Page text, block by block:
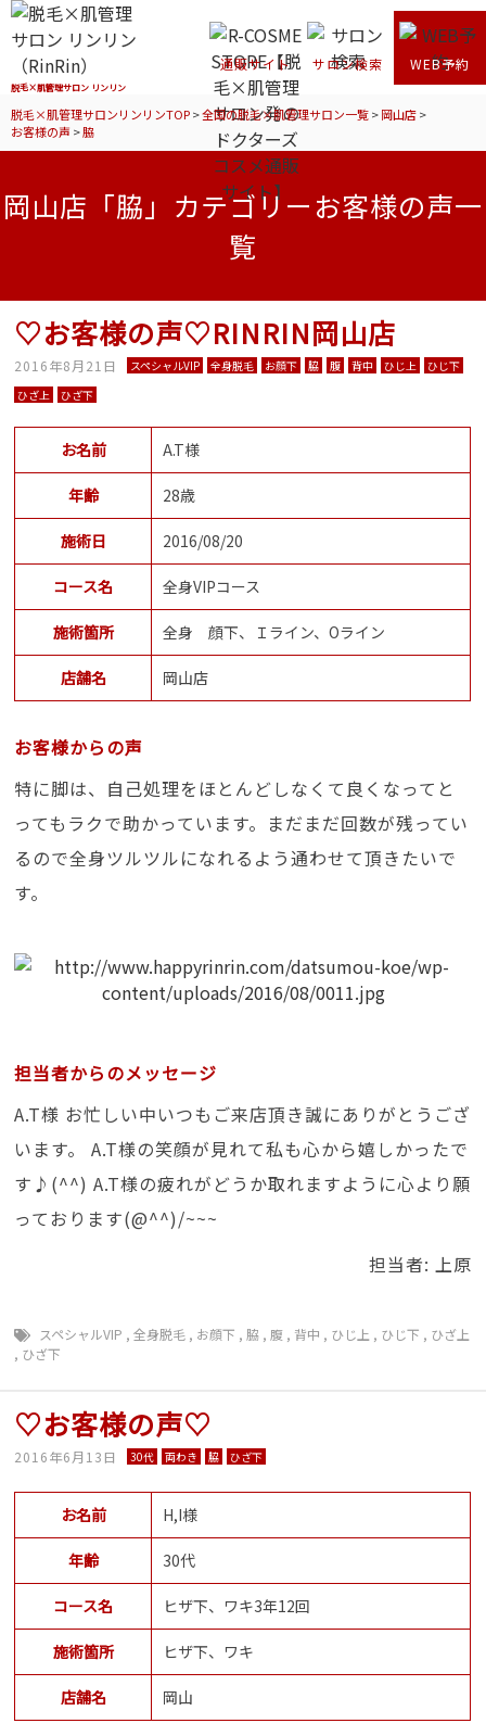
脱毛×肌管理サロン リンリン
通販サイト サロン検索 WEB予約
脱毛×肌管理サロンリンリンTOP>全国の脱毛×肌管理サロン一覧>岡山店>
お客様の声 >脇
岡山店「脇」カテゴリーお客様の声一
覧
♡お客様の声♡RINRIN岡山店
2016年8月21日 スペシャルVIP 全身脱毛 お顔下 脇 腹 背中 ひじ上
ひじ下
ひざ上
ひざ下
お名前 A.T様
年齢 28歳
施術日 2016/08/20
コース名 全身VIPコース
施術箇所 全身 顔下、Ｉライン、Oライン
店舗名 岡山店
お客様からの声
特に脚は、自己処理をほとんどしなくて良くなってと
ってもラクで助かっています。まだまだ回数が残ってい
るので全身ツルツルになれるよう通わせて頂きたいで
す。
担当者からのメッセージ
A.T様 お忙しい中いつもご来店頂き誠にありがとうござ
います。 A.T様の笑顔が見れて私も心から嬉しかったで
す♪(^^) A.T様の疲れがどうか取れますように心より願
っております(@^^)/~~~
担当者: 上原
スペシャルVIP ,全身脱毛 , お顔下 , 脇 , 腹 , 背中 , ひじ上 , ひじ下 , ひざ上
, ひざ下
♡お客様の声♡
2016年6月13日 30代 両わき 脇 ひざ下
お名前 H,I様
年齢 30代
コース名 ヒザ下、ワキ3年12回
施術箇所 ヒザ下、ワキ
店舗名 岡山